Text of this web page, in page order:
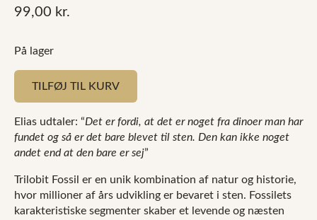
99,00 kr.
På lager
TILFØJ TIL KURV
Elias udtaler: “Det er fordi, at det er noget fra dinoer man har
fundet og så er det bare blevet til sten. Den kan ikke noget
andet end at den bare er sej”
Trilobit Fossil er en unik kombination af natur og historie,
hvor millioner af års udvikling er bevaret i sten. Fossilets
karakteristiske segmenter skaber et levende og næsten